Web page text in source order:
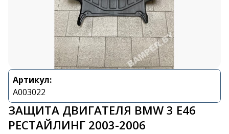
Артикул:
A003022
ЗАЩИТА ДВИГАТЕЛЯ BMW 3 E46
РЕСТАЙЛИНГ 2003-2006